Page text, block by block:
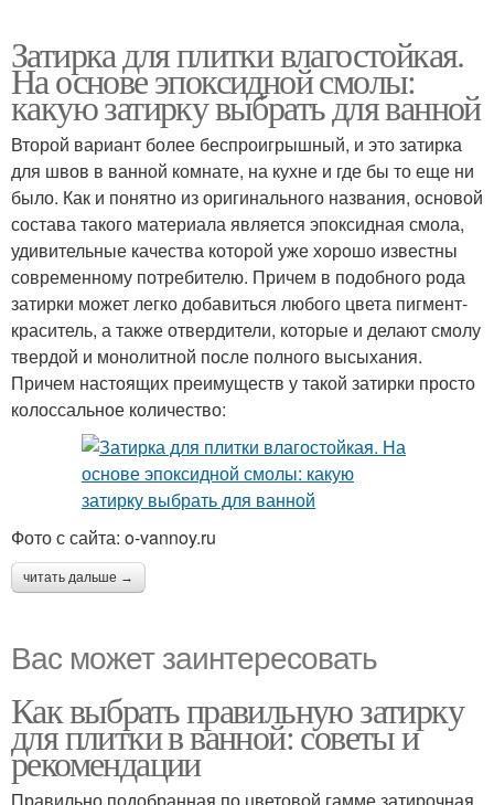
Затирка для плитки влагостойкая.
На основе эпоксидной смолы:
какую затирку выбрать для ванной
Второй вариант более беспроигрышный, и это затирка
для швов в ванной комнате, на кухне и где бы то еще ни
было. Как и понятно из оригинального названия, основой
состава такого материала является эпоксидная смола,
удивительные качества которой уже хорошо известны
современному потребителю. Причем в подобного рода
затирки может легко добавиться любого цвета пигмент-
краситель, а также отвердители, которые и делают смолу
твердой и монолитной после полного высыхания.
Причем настоящих преимуществ у такой затирки просто
колоссальное количество:
Фото с сайта: o-vannoy.ru
читать дальше →
Вас может заинтересовать
Как выбрать правильную затирку
для плитки в ванной: советы и
рекомендации